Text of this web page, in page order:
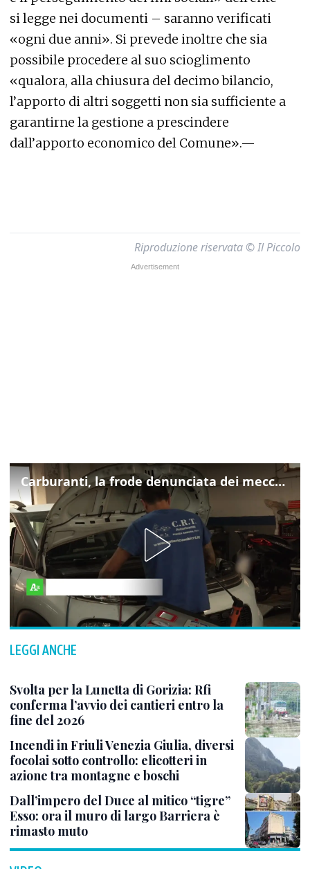
si legge nei documenti – saranno verificati
«ogni due anni». Si prevede inoltre che sia
possibile procedere al suo scioglimento
«qualora, alla chiusura del decimo bilancio,
l’apporto di altri soggetti non sia sufficiente a
garantirne la gestione a prescindere
dall’apporto economico del Comune».—
Riproduzione riservata © Il Piccolo
Carburanti, la frode denunciata dei meccanici: "Acqua in gasolio e benzina"
LEGGI ANCHE
Svolta per la Lunetta di Gorizia: Rfi
conferma l’avvio dei cantieri entro la
fine del 2026
Incendi in Friuli Venezia Giulia, diversi
focolai sotto controllo: elicotteri in
azione tra montagne e boschi
Dall’impero del Duce al mitico “tigre”
Esso: ora il muro di largo Barriera è
rimasto muto